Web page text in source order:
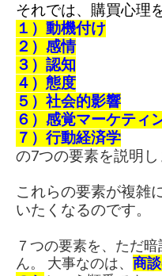
それでは、購買心理
１）動機付け
２）感情
３）認知
４）態度
５）社会的影響
６）感覚マーケティ
７）行動経済学
の7つの要素を説明し
これらの要素が複雑
いたくなるのです。
７つの要素を、ただ
ん。 大事なのは、 商